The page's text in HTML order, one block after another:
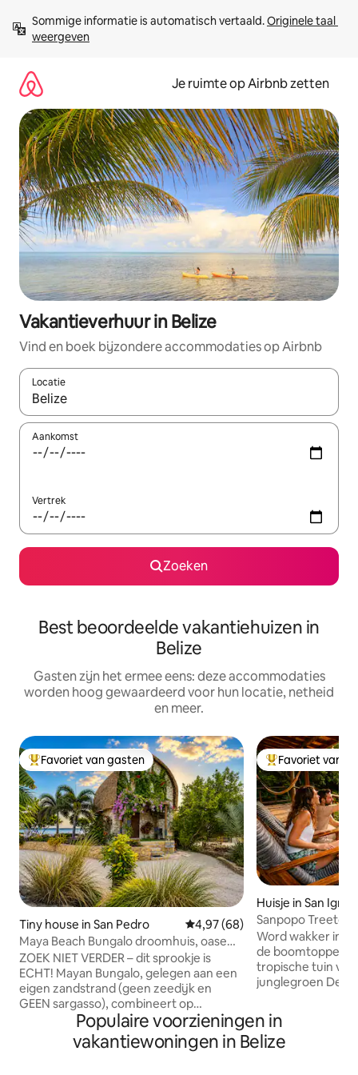
direct
naar
Sommige informatie is automatisch vertaald. Originele taal
weergeven
Je ruimte op Airbnb zetten
Vakantieverhuur in Belize
Vind en boek bijzondere accommodaties op Airbnb
Locatie
Wanneer er suggesties beschikbaar zijn, maak je een keuze
Aankomst
Vertrek
Zoeken
Best beoordeelde vakantiehuizen in
Belize
Gasten zijn het ermee eens: deze accommodaties
worden hoog gewaardeerd voor hun locatie, netheid
en meer.
Topfavoriet van gasten
Favoriet van gasten
Tiny house in San Pedro Gemiddelde beoordeling van
4,97 (68)
Maya Beach Bungalo droomhuis, oase
aan het strand
ZOEK NIET VERDER – dit sprookje is
ECHT! Mayan Bungalo, gelegen aan een
eigen zandstrand (geen zeedijk en
GEEN sargasso), combineert op
smaakvolle wijze magische speelsheid
met Belizaanse hardhout, steen en riet.
Ontsnap comfortabel aan de realiteit
Topfavoriet van
Favoriet van
Huisje in San
Sanpopo Treetop
Vogels/Natuur
Word wakker in
de boomtoppen,
tropische tuin vol
junglegroen Deze rustige, meeslepende
bomen, op
San Ignacio —
een wereld apart Geniet van je
Populaire voorzieningen in
vakantiewoningen in Belize